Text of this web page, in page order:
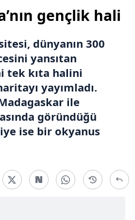
gençlik hali
dünyanın 300
yansıtan
tek kıta halini
yayımladı.
ile
göründüğü
ise bir okyanus